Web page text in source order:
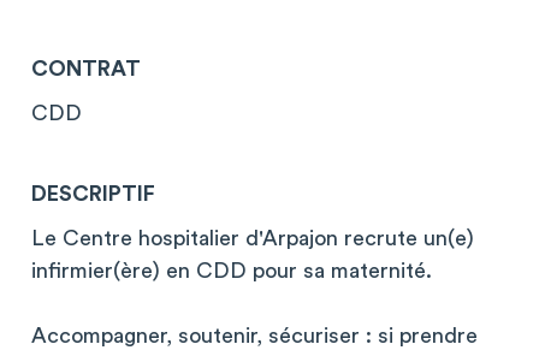
CONTRAT
CDD
DESCRIPTIF
Le Centre hospitalier d'Arpajon recrute un(e)
infirmier(ère) en CDD pour sa maternité.
Accompagner, soutenir, sécuriser : si prendre